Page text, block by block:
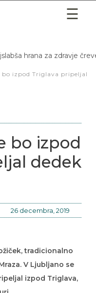
hrana za zdravje
bo izpod Triglava pripeljal
bo izpod
dedek
26 decembra, 2019
tradicionalno
V Ljubljano se
izpod Triglava,